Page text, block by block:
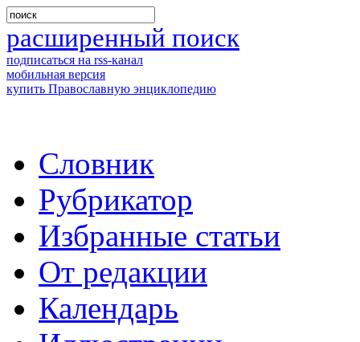
расширенный поиск
подписаться на rss-канал
мобильная версия
купить Православную энциклопедию
Словник
Рубрикатор
Избранные статьи
От редакции
Календарь